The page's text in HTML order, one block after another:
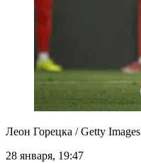
Леон Горецка / Getty Images
28 января, 19:47